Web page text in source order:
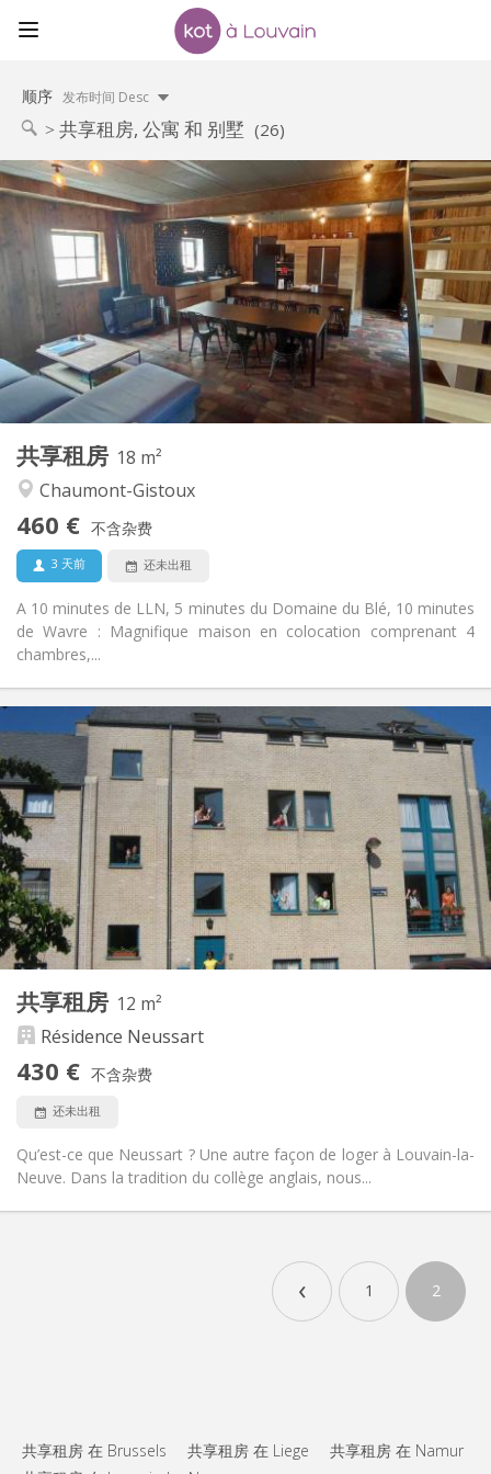
顺序 发布时间 Desc
共享租房, 公寓 和 别墅 (26)
共享租房 18 m²
Chaumont-Gistoux
460 € 不含杂费
3 天前 还未出租
A 10 minutes de LLN, 5 minutes du Domaine du Blé, 10 minutes
de Wavre : Magnifique maison en colocation comprenant 4
chambres,...
实用信息
租金:
460 €
水电费:
80 €
租期:
12个月, 11个月, 10个月
住房登记:
布局
浴室:
独立
厨房:
共用
面积:
18 m
私人房间:
1
共享租房 12 m²
Résidence Neussart
430 € 不含杂费
还未出租
Qu’est-ce que Neussart ? Une autre façon de loger à Louvain-la-
Neuve. Dans la tradition du collège anglais, nous...
实用信息
租金:
水电费:
190 €
租期:
10个月, 5-6个月
住房登记:
可登记
布局
浴室:
共用
厨房:
共用
面积:
12 m
私人房间:
1
‹ 1 2
共享租房 在 Brussels 共享租房 在 Liege
共享租房 在 Namur